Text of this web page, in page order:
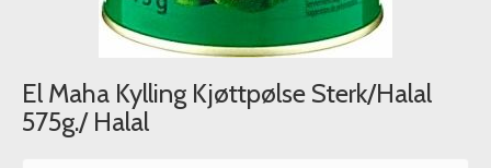
El Maha Kylling Kjøttpølse Sterk/Halal
575g./ Halal